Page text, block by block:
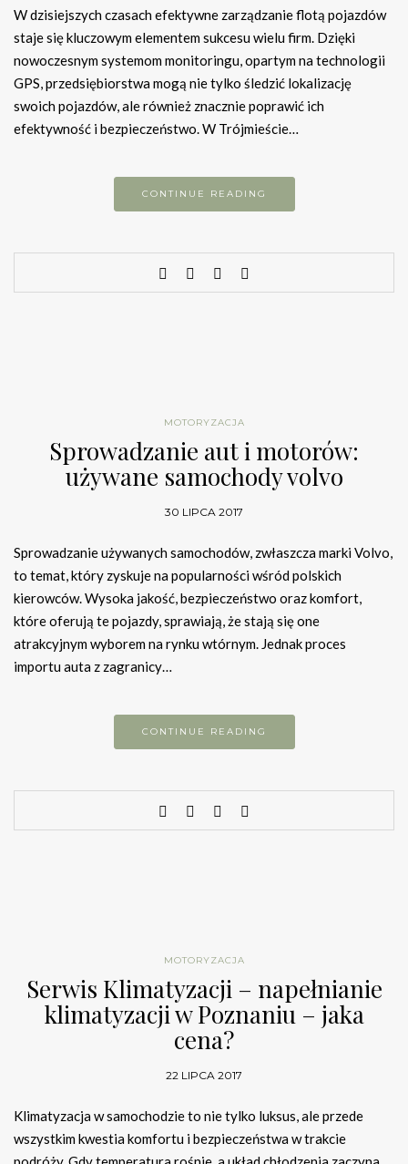
W dzisiejszych czasach efektywne zarządzanie flotą pojazdów
staje się kluczowym elementem sukcesu wielu firm. Dzięki
nowoczesnym systemom monitoringu, opartym na technologii
GPS, przedsiębiorstwa mogą nie tylko śledzić lokalizację
swoich pojazdów, ale również znacznie poprawić ich
efektywność i bezpieczeństwo. W Trójmieście…
CONTINUE READING
MOTORYZACJA
Sprowadzanie aut i motorów:
używane samochody volvo
30 LIPCA 2017
Sprowadzanie używanych samochodów, zwłaszcza marki Volvo,
to temat, który zyskuje na popularności wśród polskich
kierowców. Wysoka jakość, bezpieczeństwo oraz komfort,
które oferują te pojazdy, sprawiają, że stają się one
atrakcyjnym wyborem na rynku wtórnym. Jednak proces
importu auta z zagranicy…
CONTINUE READING
MOTORYZACJA
Serwis Klimatyzacji – napełnianie
klimatyzacji w Poznaniu – jaka
cena?
22 LIPCA 2017
Klimatyzacja w samochodzie to nie tylko luksus, ale przede
wszystkim kwestia komfortu i bezpieczeństwa w trakcie